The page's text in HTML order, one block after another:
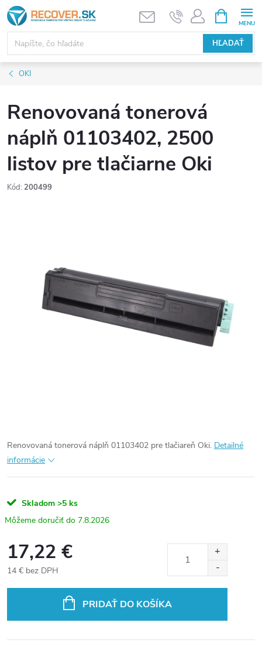
Prejsť
na
obsah
HĽADAŤ
KOŠÍK
OKI
Renovovaná tonerová
náplň 01103402, 2500
listov pre tlačiarne Oki
Kód: 200499
Renovovaná tonerová náplň 01103402 pre tlačiareň Oki. Detailné
informácie
Skladom >5 ks
7.8.2026
17,22 €
14 € bez DPH
PRIDAŤ DO KOŠÍKA